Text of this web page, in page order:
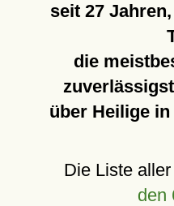
seit 27
die
über Heilige
Die Liste
den